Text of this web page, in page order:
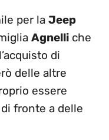
per la Jeep
Agnelli che
di
delle altre
essere
fronte a delle